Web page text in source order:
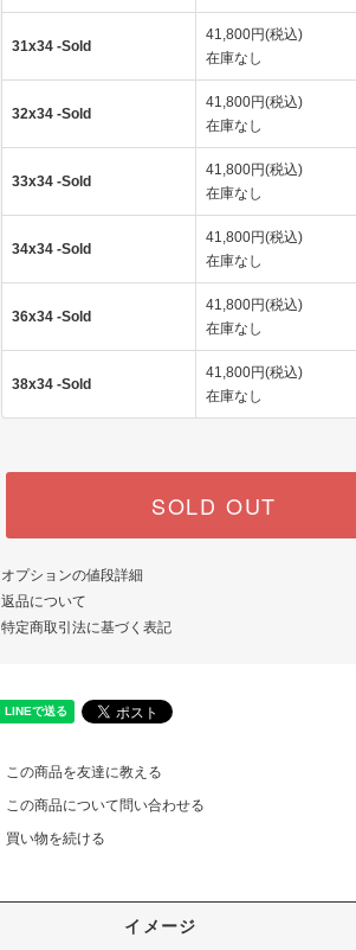
31x34 -Sold
41,800円(税込)
在庫なし
32x34 -Sold
41,800円(税込)
在庫なし
33x34 -Sold
41,800円(税込)
在庫なし
34x34 -Sold
41,800円(税込)
在庫なし
36x34 -Sold
41,800円(税込)
在庫なし
38x34 -Sold
41,800円(税込)
在庫なし
SOLD OUT
オプションの値段詳細
返品について
特定商取引法に基づく表記
この商品を友達に教える
この商品について問い合わせる
買い物を続ける
イメージ